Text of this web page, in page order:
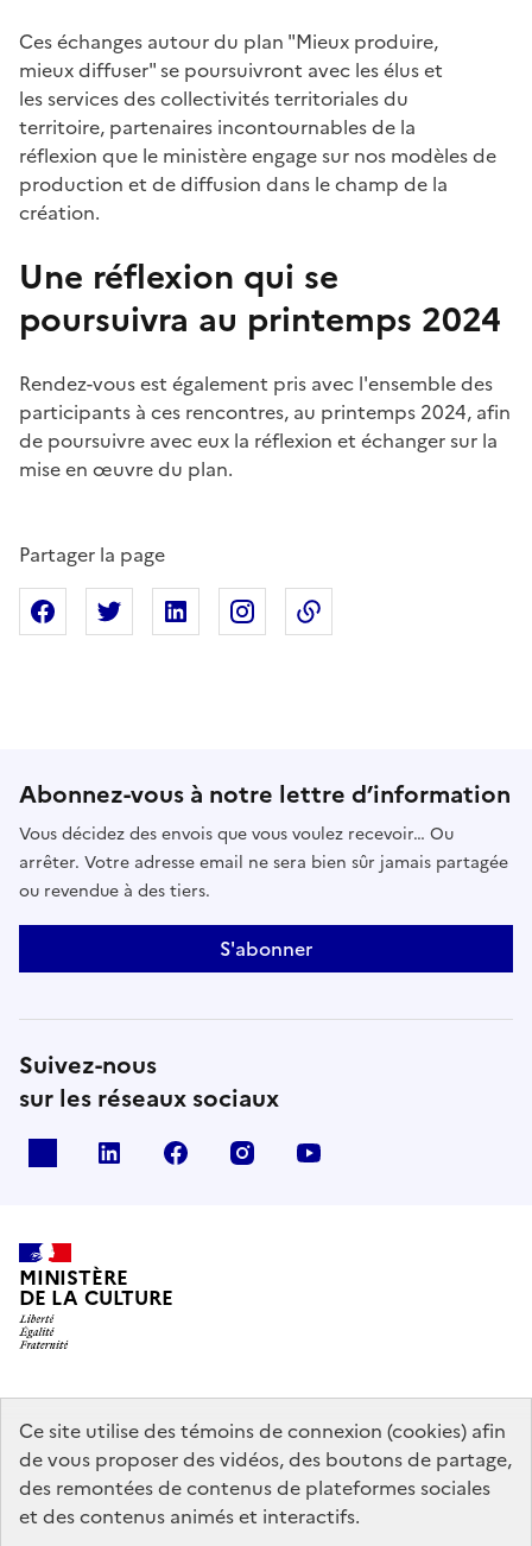
Ce site utilise des témoins de connexion (cookies) afin
de vous proposer des vidéos, des boutons de partage,
des remontées de contenus de plateformes sociales
et des contenus animés et interactifs.
Ces échanges autour du plan "Mieux produire,
mieux diffuser" se poursuivront avec les élus et
les services des collectivités territoriales du
territoire, partenaires incontournables de la
réflexion que le ministère engage sur nos modèles de
production et de diffusion dans le champ de la
création.
Une réflexion qui se
poursuivra au printemps 2024
Rendez-vous est également pris avec l'ensemble des
participants à ces rencontres, au printemps 2024, afin
de poursuivre avec eux la réflexion et échanger sur la
mise en œuvre du plan.
Partager la page
Partager sur Facebook
Partager sur XPartager sur Linkedin
Partager sur Instagram
Abonnez-vous à notre lettre d’information
Vous décidez des envois que vous voulez recevoir… Ou
arrêter. Votre adresse email ne sera bien sûr jamais partagée
ou revendue à des tiers.
S'abonner
Suivez-nous
sur les réseaux sociaux
linkedin facebook instagram
MINISTÈRE
DE LA CULTURE
data.gouv.fr legifrance.gouv.fr
info.gouv.fr
service-public.gouv.fr